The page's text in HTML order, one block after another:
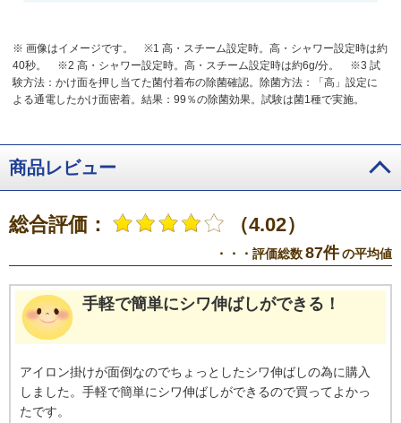
※ 画像はイメージです。
※1 高・スチーム設定時。高・シャワー設定時は約
40秒。
※2 高・シャワー設定時。高・スチーム設定時は約6g/分。
※3 試
験方法：かけ面を押し当てた菌付着布の除菌確認。除菌方法：「高」設定に
よる通電したかけ面密着。結果：99％の除菌効果。試験は菌1種で実施。
商品レビュー
総合評価： （4.02）
・・・評価総数87件の平均値
手軽で簡単にシワ伸ばしができる！
アイロン掛けが面倒なのでちょっとしたシワ伸ばしの為に購入
しました。手軽で簡単にシワ伸ばしができるので買ってよかっ
たです。